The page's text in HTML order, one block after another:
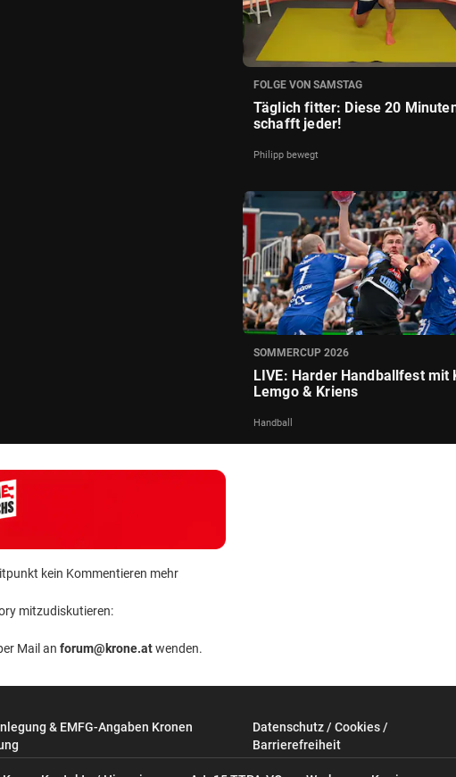
FOLGE VON SAMSTAG
Täglich fitter: Diese 20
schafft jeder!
Philipp bewegt
SOMMERCUP 2026
LIVE: Harder Handballfest mit
Lemgo & Kriens
Handball
kein Kommentieren mehr
mitzudiskutieren:
Mail an forum@krone.atwenden.
& EMFG-Angaben Kronen
Datenschutz / Cookies /
Barrierefreiheit